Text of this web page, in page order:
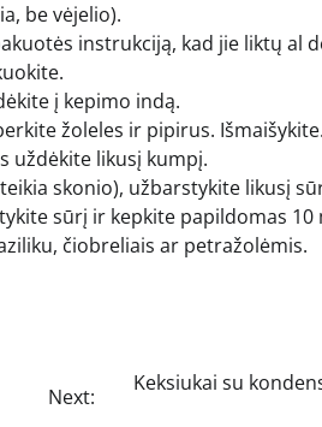
be vėjelio).
instrukciją, kad jie liktų al
į kepimo indą.
žoleles ir pipirus. Išmaišykite.
uždėkite likusį kumpį.
skonio), užbarstykite likusį
sūrį ir kepkite papildomas 10
čiobreliais ar petražolėmis.
Next:
Keksiukai su